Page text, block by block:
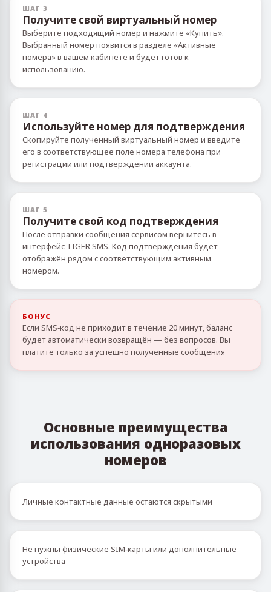
ШАГ 3
Получите свой виртуальный номер
Выберите подходящий номер и нажмите «Купить».
Выбранный номер появится в разделе «Активные
номера» в вашем кабинете и будет готов к
использованию.
ШАГ 4
Используйте номер для подтверждения
Скопируйте полученный виртуальный номер и введите
его в соответствующее поле номера телефона при
регистрации или подтверждении аккаунта.
ШАГ 5
Получите свой код подтверждения
После отправки сообщения сервисом вернитесь в
интерфейс TIGER SMS. Код подтверждения будет
отображён рядом с соответствующим активным
номером.
БОНУС
Если SMS‑код не приходит в течение 20 минут, баланс
будет автоматически возвращён — без вопросов. Вы
платите только за успешно полученные сообщения
Основные преимущества
использования одноразовых
номеров
Личные контактные данные остаются скрытыми
Не нужны физические SIM‑карты или дополнительные
устройства